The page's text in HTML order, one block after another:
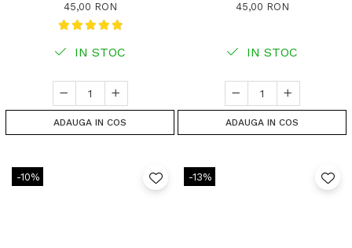
45,00 RON
IN STOC
ADAUGA IN COS
45,00 RON
IN STOC
ADAUGA IN COS
-10% -13%